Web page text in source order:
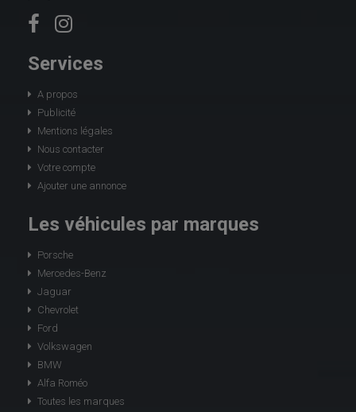
Services
A propos
Publicité
Mentions légales
Nous contacter
Votre compte
Ajouter une annonce
Les véhicules par marques
Porsche
Mercedes-Benz
Jaguar
Chevrolet
Ford
Volkswagen
BMW
Alfa Roméo
Toutes les marques